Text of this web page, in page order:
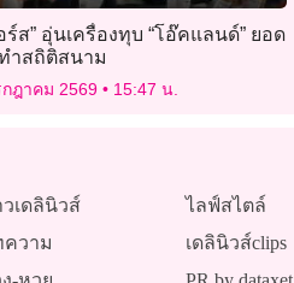
ร์ส” อุ่นเครื่องทุบ “โอ๊คแลนด์” ยอด
ำสถิติสนาม
กฎาคม 2569 15:47 น.
เดลินิวส์
วาม
ไลฟ์สไตล์
เดลินิวส์clips